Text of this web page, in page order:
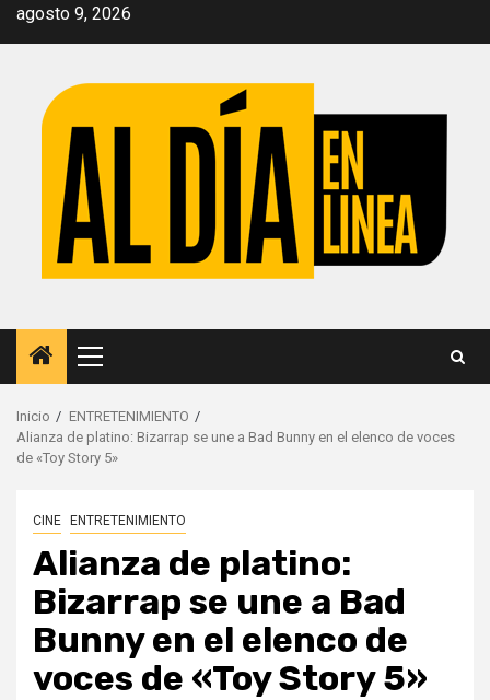
Saltar
agosto 9, 2026
Menú
principal
Inicio
ENTRETENIMIENTO
Alianza de platino: Bizarrap se une a Bad Bunny en el elenco de voces
de «Toy Story 5»
CINE ENTRETENIMIENTO
Alianza de platino:
Bizarrap se une a Bad
Bunny en el elenco de
voces de «Toy Story 5»